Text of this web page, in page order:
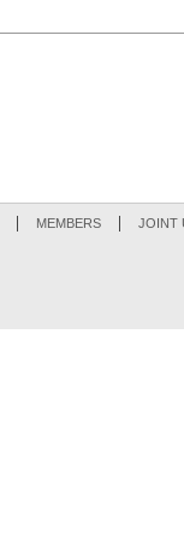
MEMBERS JOINT